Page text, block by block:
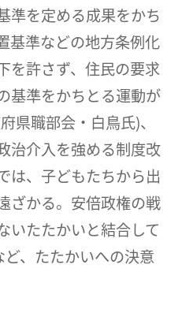
準を定める成果をかち
基準などの地方条例化
を許さず、住民の要求
基準をかちとる運動が
県職部会・白鳥氏)、
治介入を強める制度改
は、子どもたちから出
ざかる。安倍政権の戦
いたたかいと結合して
、たたかいへの決意